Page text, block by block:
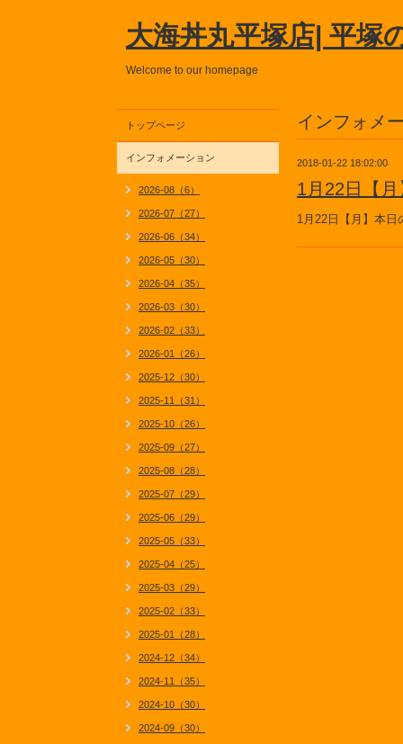
大海丼丸平塚店| 平塚
Welcome to our homepage
インフォメ
2018-01-22 18:02:00
1月22日【
1月22日【月】本日
トップページ
インフォメーション
2026-08（6）
2026-07（27）
2026-06（34）
2026-05（30）
2026-04（35）
2026-03（30）
2026-02（33）
2026-01（26）
2025-12（30）
2025-11（31）
2025-10（26）
2025-09（27）
2025-08（28）
2025-07（29）
2025-06（29）
2025-05（33）
2025-04（25）
2025-03（29）
2025-02（33）
2025-01（28）
2024-12（34）
2024-11（35）
2024-10（30）
2024-09（30）